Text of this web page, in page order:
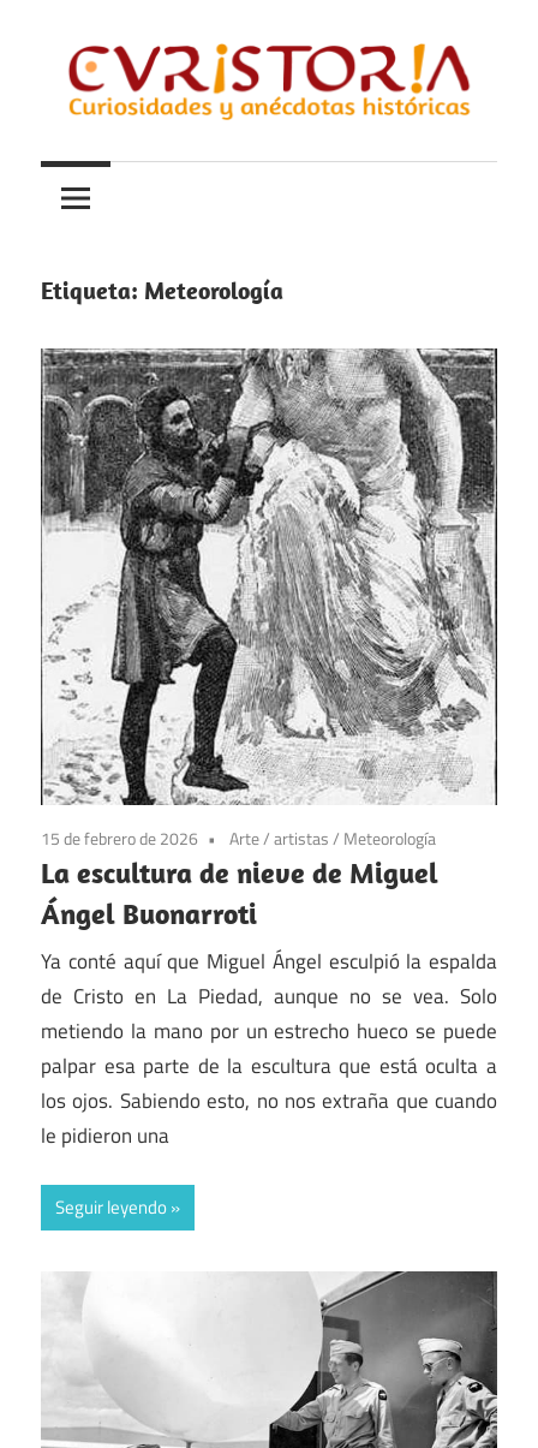
contenido
Curistoria
y
anécdotas
historia
Etiqueta: Meteorología
15 de febrero de 2026 Arte/artistas/ Meteorología
La escultura de nieve de Miguel
Ángel Buonarroti
Ya conté aquí que Miguel Ángel esculpió la espalda
de Cristo en La Piedad, aunque no se vea. Solo
metiendo la mano por un estrecho hueco se puede
palpar esa parte de la escultura que está oculta a
los ojos. Sabiendo esto, no nos extraña que cuando
le pidieron una
Seguir leyendo